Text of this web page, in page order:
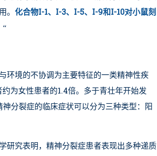
。 化合物I-1、I-3、I-5、I-9和I-10对小鼠刻
“
环境的不协调为主要特征的一类精神性疾
为女性患者的1.4倍。多于青壮年开始发
分裂症的临床症状可以分为三种类型：阳
研究表明，精神分裂症患者表现出多种递质